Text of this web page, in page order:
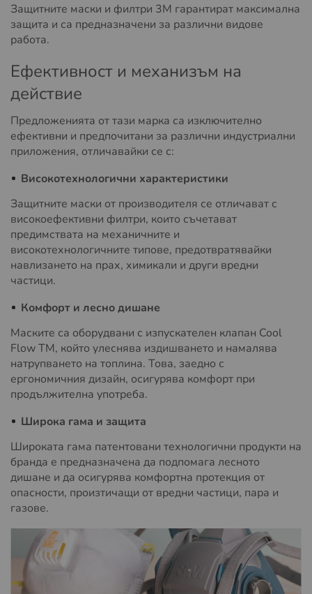
Защитните маски и филтри 3M гарантират максимална
защита и са предназначени за различни видове
работа.
Ефективност и механизъм на
действие
Предложенията от тази марка са изключително
ефективни и предпочитани за различни индустриални
приложения, отличавайки се с:
Високотехнологични характеристики
Защитните маски от производителя се отличават с
високоефективни филтри, които съчетават
предимствата на механичните и
високотехнологичните типове, предотвратявайки
навлизането на прах, химикали и други вредни
частици.
Комфорт и лесно дишане
Маските са оборудвани с изпускателен клапан Cool
Flow TM, който улеснява издишването и намалява
натрупването на топлина. Това, заедно с
ергономичния дизайн, осигурява комфорт при
продължителна употреба.
Широка гама и защита
Широката гама патентовани технологични продукти на
бранда е предназначена да подпомага лесното
дишане и да осигурява комфортна протекция от
опасности, произтичащи от вредни частици, пара и
газове.